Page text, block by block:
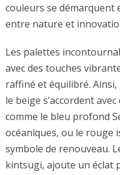
couleurs se
entre nature et
Les palettes
avec des touches
raffiné et équilibré.
le beige s’accordent
comme le bleu profond
océaniques, ou le rouge
symbole de renouveau.
kintsugi, ajoute un éclat